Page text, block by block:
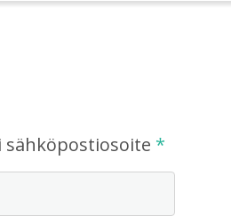
*